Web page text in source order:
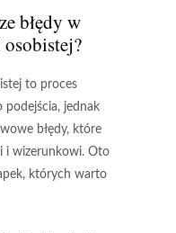
błędy w
to proces
podejścia, jednak
błędy, które
i wizerunkowi. Oto
których warto